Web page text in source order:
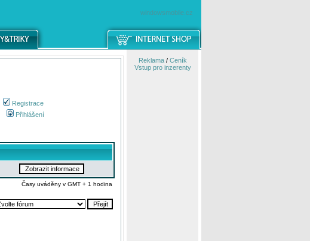
windowsmobile.cz
Registrace
Přihlášení
Časy uváděny v GMT + 1 hodina
Reklama/ Ceník
Vstup pro inzerenty